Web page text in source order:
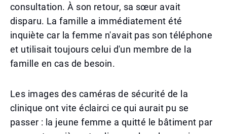
consultation. À son retour, sa sœur avait
disparu. La famille a immédiatement été
inquiète car la femme n'avait pas son téléphone
et utilisait toujours celui d'un membre de la
famille en cas de besoin.
Les images des caméras de sécurité de la
clinique ont vite éclairci ce qui aurait pu se
passer : la jeune femme a quitté le bâtiment par